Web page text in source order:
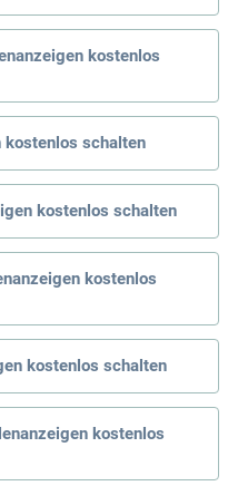
kostenlos
kostenlos schalten
kostenlos schalten
kostenlos
kostenlos schalten
kostenlos